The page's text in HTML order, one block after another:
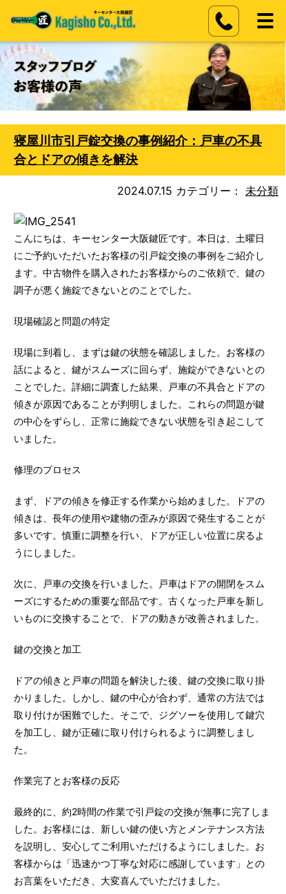
寝屋川市引戸錠交換の事例紹介：戸車の不具
合とドアの傾きを解決
2024.07.15 カテゴリー： 未分類
こんにちは、キーセンター大阪鍵匠です。本日は、土曜日
にご予約いただいたお客様の引戸錠交換の事例をご紹介し
ます。中古物件を購入されたお客様からのご依頼で、鍵の
調子が悪く施錠できないとのことでした。
現場確認と問題の特定
現場に到着し、まずは鍵の状態を確認しました。お客様の
話によると、鍵がスムーズに回らず、施錠ができないとの
ことでした。詳細に調査した結果、戸車の不具合とドアの
傾きが原因であることが判明しました。これらの問題が鍵
の中心をずらし、正常に施錠できない状態を引き起こして
いました。
修理のプロセス
まず、ドアの傾きを修正する作業から始めました。ドアの
傾きは、長年の使用や建物の歪みが原因で発生することが
多いです。慎重に調整を行い、ドアが正しい位置に戻るよ
うにしました。
次に、戸車の交換を行いました。戸車はドアの開閉をスム
ーズにするための重要な部品です。古くなった戸車を新し
いものに交換することで、ドアの動きが改善されました。
鍵の交換と加工
ドアの傾きと戸車の問題を解決した後、鍵の交換に取り掛
かりました。しかし、鍵の中心が合わず、通常の方法では
取り付けが困難でした。そこで、ジグソーを使用して鍵穴
を加工し、鍵が正確に取り付けられるように調整しまし
た。
作業完了とお客様の反応
最終的に、約2時間の作業で引戸錠の交換が無事に完了しま
した。お客様には、新しい鍵の使い方とメンテナンス方法
を説明し、安心してご利用いただけるようにしました。お
客様からは「迅速かつ丁寧な対応に感謝しています」との
お言葉をいただき、大変喜んでいただけました。